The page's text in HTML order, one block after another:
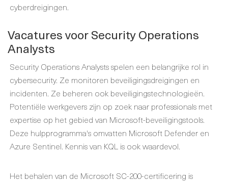
cyberdreigingen.
Vacatures voor Security Operations
Analysts
Security Operations Analysts spelen een belangrijke rol in
cybersecurity. Ze monitoren beveiligingsdreigingen en
incidenten. Ze beheren ook beveiligingstechnologieën.
Potentiële werkgevers zijn op zoek naar professionals met
expertise op het gebied van Microsoft-beveiligingstools.
Deze hulpprogramma's omvatten Microsoft Defender en
Azure Sentinel. Kennis van KQL is ook waardevol.
Het behalen van de Microsoft SC-200-certificering is